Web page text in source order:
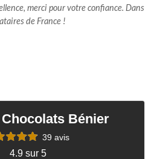
merci pour votre confiance. Dans
de France !
Bénier
39 avis
4.9 sur 5